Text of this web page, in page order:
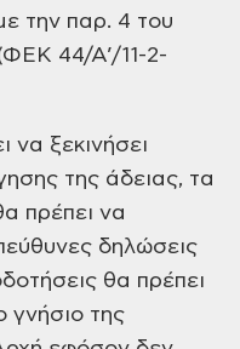
την παρ. 4 του
44/Α’/11-2-
να ξεκινήσει
της άδειας, τα
πρέπει να
δηλώσεις
θα πρέπει
γνήσιο της